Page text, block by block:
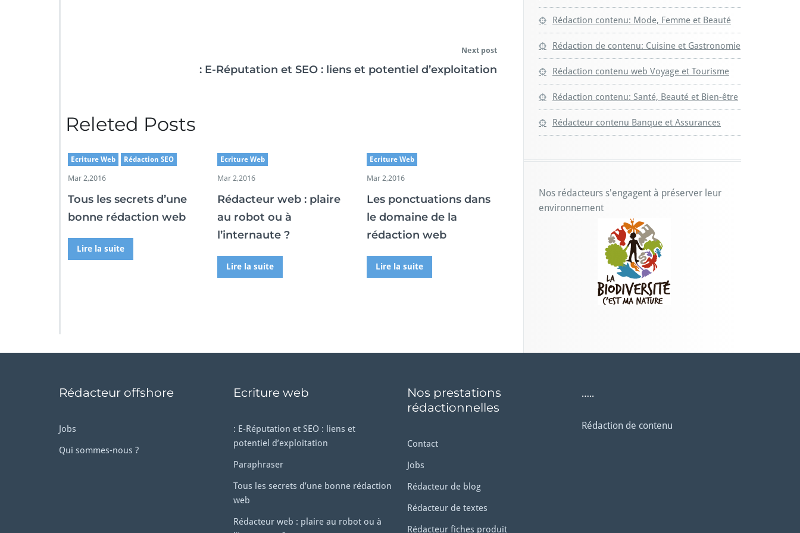
Next post
: E-Réputation et SEO : liens et potentiel d’exploitation
Releted Posts
Ecriture Web Rédaction SEO
Mar 2,2016
Tous les secrets d’une
bonne rédaction web
Lire la suite
Ecriture Web
Mar 2,2016
Rédacteur web : plaire
au robot ou à
l’internaute ?
Lire la suite
Ecriture Web
Mar 2,2016
Les ponctuations dans
le domaine de la
rédaction web
Lire la suite
Rédaction contenu: Mode, Femme et Beauté
Rédaction de contenu: Cuisine et Gastronomie
Rédaction contenu web Voyage et Tourisme
Rédaction contenu: Santé, Beauté et Bien-être
Rédacteur contenu Banque et Assurances
Nos rédacteurs s'engagent à préserver leur
environnement
Rédacteur offshore
Jobs
Qui sommes-nous ?
Ecriture web
: E-Réputation et SEO : liens et
potentiel d’exploitation
Paraphraser
Tous les secrets d’une bonne rédaction
web
Rédacteur web : plaire au robot ou à
Nos prestations
rédactionnelles
Contact
Jobs
Rédacteur de blog
Rédacteur de textes
Rédacteur fiches produit
…..
Rédaction de contenu